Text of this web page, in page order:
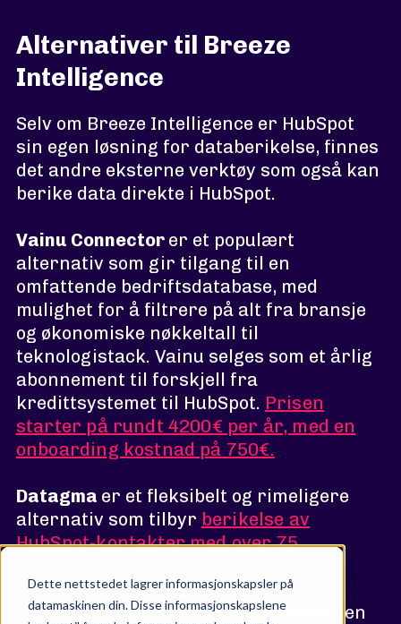
Dette nettstedet lagrer informasjonskapsler på
datamaskinen din. Disse informasjonskapslene
Alternativer til Breeze
Intelligence
Selv om Breeze Intelligence er HubSpot
sin egen løsning for databerikelse, finnes
det andre eksterne verktøy som også kan
berike data direkte i HubSpot.
Vainu Connector er et populært
alternativ som gir tilgang til en
omfattende bedriftsdatabase, med
mulighet for å filtrere på alt fra bransje
og økonomiske nøkkeltall til
teknologistack. Vainu selges som et årlig
abonnement til forskjell fra
kredittsystemet til HubSpot. Prisen
starter på rundt 4200€ per år, med en
onboarding kostnad på 750€.
Datagma er et fleksibelt og rimeligere
alternativ som tilbyr berikelse av
HubSpot-kontakter med over 75
firmainformasjon, sosiale profiler og
teknologistack.Her følger prismodellen